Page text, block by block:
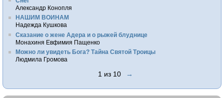
Александр Конопля
НАШИМ ВОИНАМ
Надежда Кушкова
Сказание о жене Адера и о рыжей блуднице
Монахиня Евфимия Пащенко
Можно ли увидеть Бога? Тайна Святой Троицы
Людмила Громова
1 из 10 →